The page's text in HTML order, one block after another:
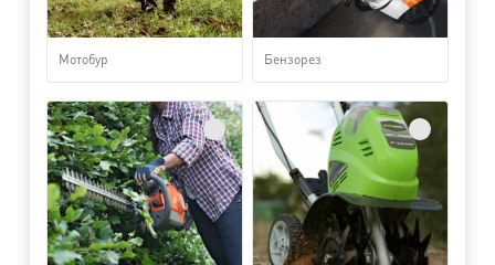
Мотобур Бензорез